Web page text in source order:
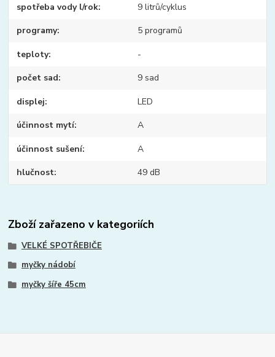
spotřeba vody l/rok 9 litrů/cyklus
programy 5 programů
teploty -
počet sad 9 sad
displej LED
účinnost mytí A
účinnost sušení A
hlučnost 49 dB
Zboží zařazeno v kategoriích
VELKÉ SPOTŘEBIČE
myčky nádobí
myčky šíře 45cm